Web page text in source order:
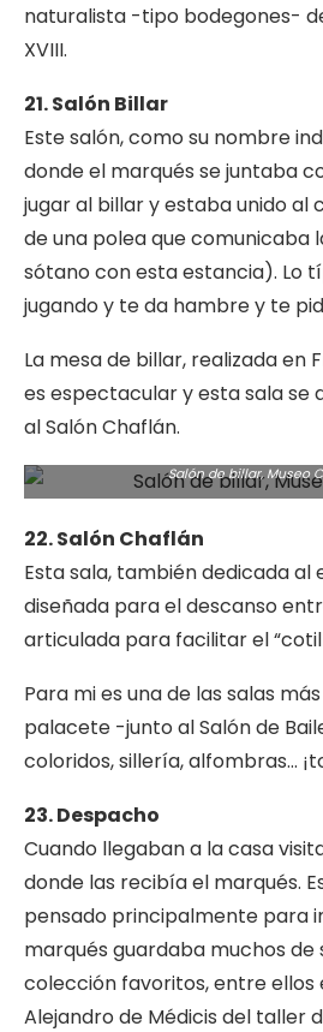
naturalista -tipo bodegones-
XVIII.
21. Salón Billar
Este salón, como su nombre
donde el marqués se juntaba
jugar al billar y estaba unido al
de una polea que comunicaba
sótano con esta estancia). Lo
jugando y te da hambre y te
La mesa de billar, realizada en
es espectacular y esta sala
al Salón Chaflán.
Salón de billar, Museo
22. Salón Chaflán
Esta sala, también dedicada
diseñada para el descanso
articulada para facilitar el
Para mi es una de las salas
palacete -junto al Salón de
coloridos, sillería, alfombras…
23. Despacho
Cuando llegaban a la casa
donde las recibía el marqués.
pensado principalmente para
marqués guardaba muchos de
colección favoritos, entre
Alejandro de Médicis del taller